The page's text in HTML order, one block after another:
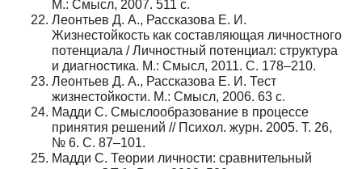
М.: Смысл, 2007. 511 с.
Леонтьев Д. А., Рассказова Е. И.
Жизнестойкость как составляющая личностного
потенциала / Личностный потенциал: структура
и диагностика. М.: Смысл, 2011. С. 178–210.
Леонтьев Д. А., Рассказова Е. И. Тест
жизнестойкости. М.: Смысл, 2006. 63 с.
Мадди С. Смыслообразование в процессе
принятия решений // Психол. журн. 2005. Т. 26,
№ 6. С. 87–101.
Мадди С. Теории личности: сравнительный